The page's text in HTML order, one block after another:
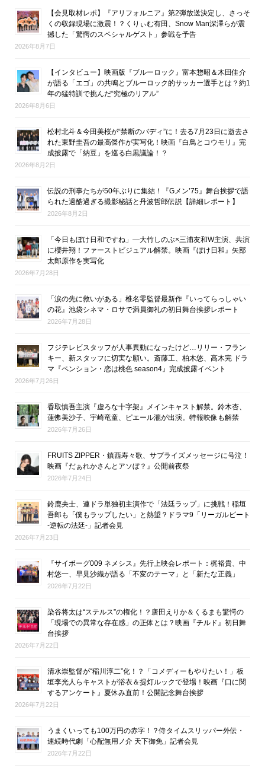
【会見取材レポ】『アリフォルニア』第2弾放送決定し、さっそ
くの収録現場に激震！？くりぃむ有田、Snow Man深澤らが震
撼した「驚愕のスペシャルゲスト」参戦を予告
2026年8月7日
【インタビュー】映画版『ブルーロック』富本惣昭＆木田佳介
が語る「エゴ」の共鳴とブルーロック的サッカー選手とは？約1
年の猛特訓で挑んだ“究極のリアル”
2026年8月6日
松村北斗＆今田美桜が“禁断のバディ”に！去る7月23日に逝去さ
れた東野圭吾の最高傑作が実写化！映画『白鳥とコウモリ』完
成披露で「納豆」を巡る白黒議論！？
2026年8月2日
伝説の刑事たちが50年ぶりに集結！『Gメン’75』舞台挨拶で語
られた過酷過ぎる撮影秘話と丹波哲郎伝説【詳細レポート】
2026年8月2日
「今日もぼけ日和ですね」―大竹しのぶ×三浦友和W主演、共演
に櫻井翔！ファーストビジュアル解禁。映画『ぼけ日和』矢部
太郎原作を実写化
2026年7月28日
「涙の先に救いがある」椎名零監督最新作『いってらっしゃい
の花』池袋シネマ・ロサで満員御礼の初日舞台挨拶レポート
2026年7月28日
フジテレビスタッフが人事異動になったけど…リリー・フラン
キー、新スタッフに切実な願い。斎藤工、柏木悠、高木完 ドラ
マ『ペンション・恋は桃色 season4』完成披露イベント
2026年7月26日
香取慎吾主演『虚ろな十字架』メインキャスト解禁。鈴木杏、
蓮佛美沙子、宇崎竜童、ピエール瀧が出演。特報映像も解禁
2026年7月26日
FRUITS ZIPPER・鎮西寿々歌、サプライズメッセージに号泣！
映画『だぁれかさんとアソぼ？』公開前夜祭
2026年7月24日
鈴鹿央士、連ドラ単独初主演作で「法廷ラップ」に挑戦！稲垣
吾郎も「僕もラップしたい」と熱望？ドラマ9「リーガルビート
-逆転の法廷-」記者会見
2026年7月23日
『サイボーグ009 ネメシス』先行上映会レポート：梶裕貴、中
村悠一、早見沙織が語る「不変のテーマ」と「新たな正義」
2026年7月22日
染谷将太は“ステルス”の権化！？唐田えりか＆くるまも驚愕の
「現場での異常な存在感」の正体とは？映画『チルド』初日舞
台挨拶
2026年7月22日
清水崇監督が“稲川淳二”化！？「コメディーもやりたい！」板
垣李光人らキャストが浴衣＆提灯ルックで登場！映画『口に関
するアンケート』夏休み直前！公開記念舞台挨拶
2026年7月22日
うまくいっても100万円の赤字！？侍タイムスリッパー外伝・
連続時代劇「心配無用ノ介 天下御免」記者会見
2026年7月22日